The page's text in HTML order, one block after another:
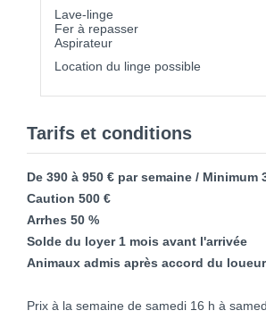
Lave-linge
Fer à repasser
Aspirateur
Location du linge possible
Tarifs et conditions
De 390 à 950 € par semaine / Minimum
Caution 500 €
Arrhes 50 %
Solde du loyer 1 mois avant l'arrivée
Animaux admis après accord du loueur
Prix à la semaine de samedi 16 h à